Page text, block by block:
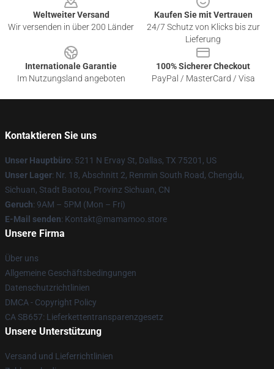
Weltweiter Versand
Wir versenden in über 200 Länder
Kaufen Sie mit Vertrauen
24/7 Schutz von Klicks bis zur
Lieferung
Internationale Garantie
Im Nutzungsland angeboten
100% Sicherer Checkout
PayPal / MasterCard / Visa
Kontaktieren Sie uns
Unser Hauptbüro: 5211 N Ervay St, Dallas, TX 75201, US
Unser Lager: Nr. 18, Abschnitt 2, Renmin South Road, Chengdu,
Sichuan, Stadt Baotou, Provinz Sichuan, CN
Geruch: 9AM – 5PM (Mon – Fri)
E-Mail senden: Kontakt@mamamoo.store
Unsere Firma
Über uns
Allgemeine Geschäftsbedingungen
Datenschutzrichtlinien
DMCA - Copyright Policy
CA SB657: Lieferkettentransparenzgesetz
Unsere Unterstützung
Versand und Lieferrichtlinien